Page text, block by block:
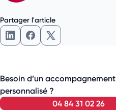
Partager l'article
Besoin d’un accompagnement
personnalisé ?
04 84 31 02 26